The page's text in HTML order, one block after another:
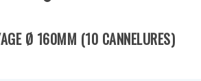
Ø 160MM (10 CANNELURES)